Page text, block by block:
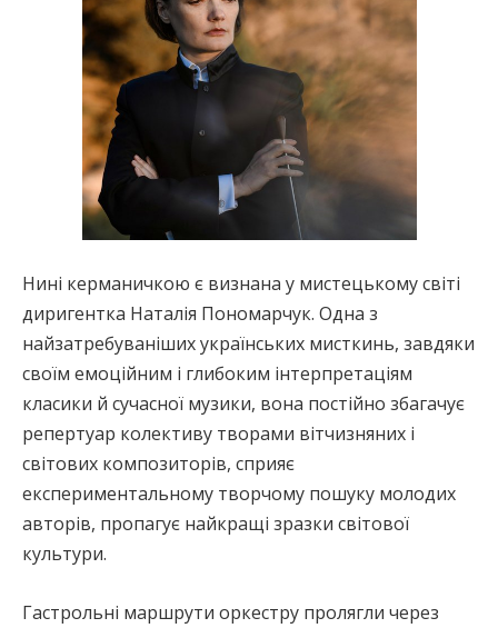
Нині керманичкою є визнана у мистецькому світі
диригентка Наталія Пономарчук. Одна з
найзатребуваніших українських мисткинь, завдяки
своїм емоційним і глибоким інтерпретаціям
класики й сучасної музики, вона постійно збагачує
репертуар колективу творами вітчизняних і
світових композиторів, сприяє
експериментальному творчому пошуку молодих
авторів, пропагує найкращі зразки світової
культури.
Гастрольні маршрути оркестру пролягли через